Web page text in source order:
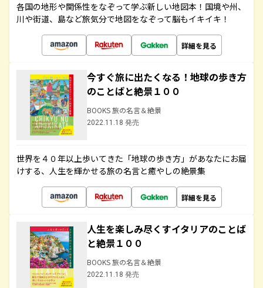
各国の地形や関係性をなぞって学ぶ新しい地図本！国境や州、
川や街道、島など旅気分で地図をなぞって脳もイキイキ！
詳細を見る
今すぐ旅に出たくなる！地球の歩き方
のことばと絶景１００
BOOKS 旅の名言＆絶景
2022.11.18 発売
世界を４０年以上歩いてきた「地球の歩き方」があなたにお届
けする、人生を輝かせる旅の名言と癒やしの絶景集
詳細を見る
人生を楽しみ尽くすイタリアのことば
と絶景１００
BOOKS 旅の名言＆絶景
2022.11.18 発売